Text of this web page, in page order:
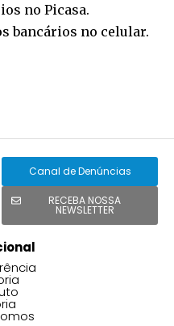
no Picasa.
bancários no celular.
Canal de Denúncias
RECEBA NOSSA
NEWSLETTER